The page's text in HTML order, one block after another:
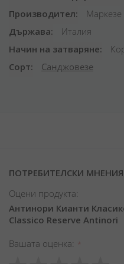
Производител
Държава
Италия
Начин на затваряне
Сорт
Санджовезе
ПОТРЕБИТЕЛСКИ
Оцени продукта:
Антинори Кианти
Classico Reserve Antinori
Вашата оценка